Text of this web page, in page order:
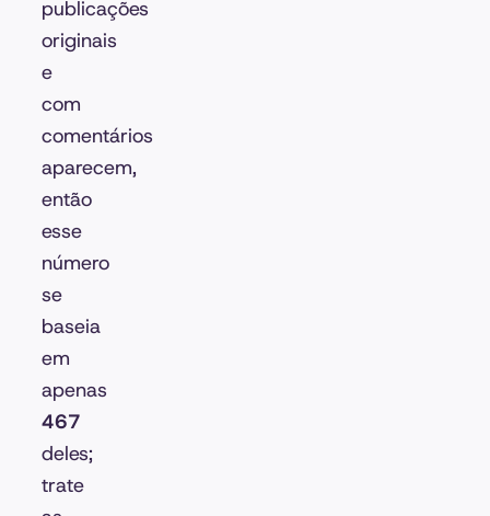
publicações
originais
e
com
comentários
aparecem,
então
esse
número
se
baseia
em
apenas
467
deles;
trate